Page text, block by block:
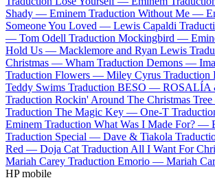
Shady — Eminem Traduction Without Me —
Someone You Loved — Lewis Capaldi
— Tom Odell Traduction Mockingbird —
Hold Us — Macklemore and Ryan Lewis
Christmas — Wham Traduction Demons —
Traduction Flowers — Miley Cyrus
Teddy Swims Traduction BESO — ROSALÍA
Traduction Rockin' Around The Christmas
Traduction The Magic Key — One-T
Eminem Traduction What Was I Made For? —
Traduction Special — Dave & Tiakola
Red — Doja Cat Traduction All I Want For
Mariah Carey Traduction Emorio — Mariah
HP mobile